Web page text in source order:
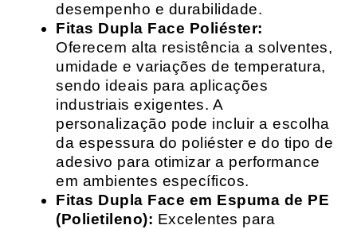
desempenho e durabilidade.
Fitas Dupla Face Poliéster:
Oferecem alta resistência a solventes,
umidade e variações de temperatura,
sendo ideais para aplicações
industriais exigentes. A
personalização pode incluir a escolha
da espessura do poliéster e do tipo de
adesivo para otimizar a performance
em ambientes específicos.
Fitas Dupla Face em Espuma de PE
(Polietileno): Excelentes para